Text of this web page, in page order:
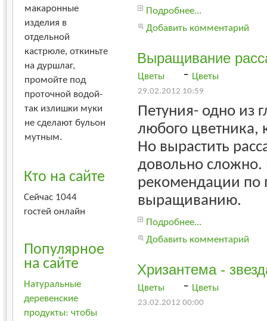
макаронные
изделия в
отдельной
кастрюле, откиньте
на дуршлаг,
промойте под
проточной водой-
так излишки муки
не сделают бульон
мутным.
Кто на сайте
Сейчас 1044
гостей онлайн
Популярное
на сайте
Натуральные
деревенские
продукты: чтобы
Подробнее...
Добавить комментарий
Выращивание
Цветы - Цветы
29.02.2012 10:59
Петуния- одно из
любого
Но вырастить
довольно сложно.
рекомендации по
выращиванию.
Подробнее...
Добавить комментарий
Хризантема -
Цветы - Цветы
23.02.2012 00:00